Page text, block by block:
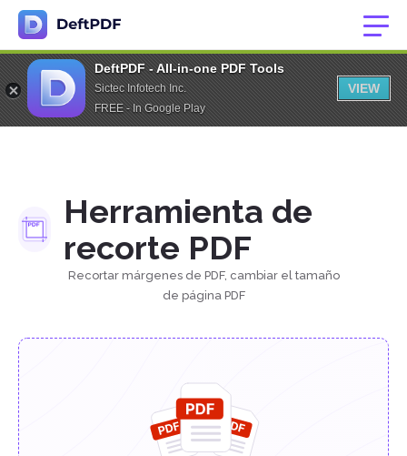
DeftPDF - All-in-one PDF Tools
Sictec Infotech Inc.
FREE - In Google Play
VIEW
Herramienta de
recorte PDF
Recortar márgenes de PDF, cambiar el tamaño
de página PDF